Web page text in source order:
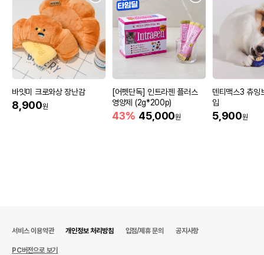
바잇미 크로와상 장난감
8,900원
[어펫단독] 인트라젠 플러스
영양제 (2g*200p)
43% 45,000원
덴티맥스3 츄잉
입
5,900원
서비스 이용약관 개인정보 처리방침 입점/제휴 문의 공지사항
PC버전으로 보기